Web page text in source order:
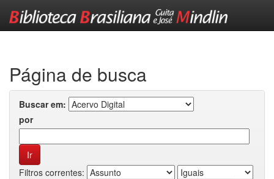
Página de busca
Buscar em:
por
Filtros correntes: